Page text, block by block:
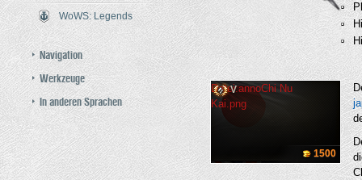
WoWS: Legends
Navigation
Werkzeuge
In anderen Sprachen
V
Datei:annoChi Nu
Kai.png
1500